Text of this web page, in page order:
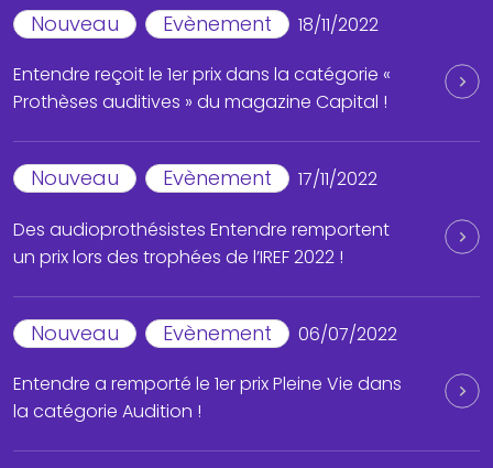
Nouveau Evènement
18/11/2022
Entendre reçoit le 1er prix dans la catégorie «
Prothèses auditives » du magazine Capital !
Nouveau Evènement
17/11/2022
Des audioprothésistes Entendre remportent
un prix lors des trophées de l’IREF 2022 !
Nouveau Evènement
06/07/2022
Entendre a remporté le 1er prix Pleine Vie dans
la catégorie Audition !